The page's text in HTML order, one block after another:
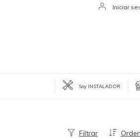
Iniciar
Soy INSTALADOR
Filtrar